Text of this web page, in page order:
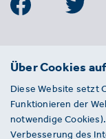
BDE
Entsorgungs-,
Kreislaufwirtschaft
Von-der-Heydt-
Über Cookies
Diese Website setzt
Funktionieren der
notwendige
Verbesserung des